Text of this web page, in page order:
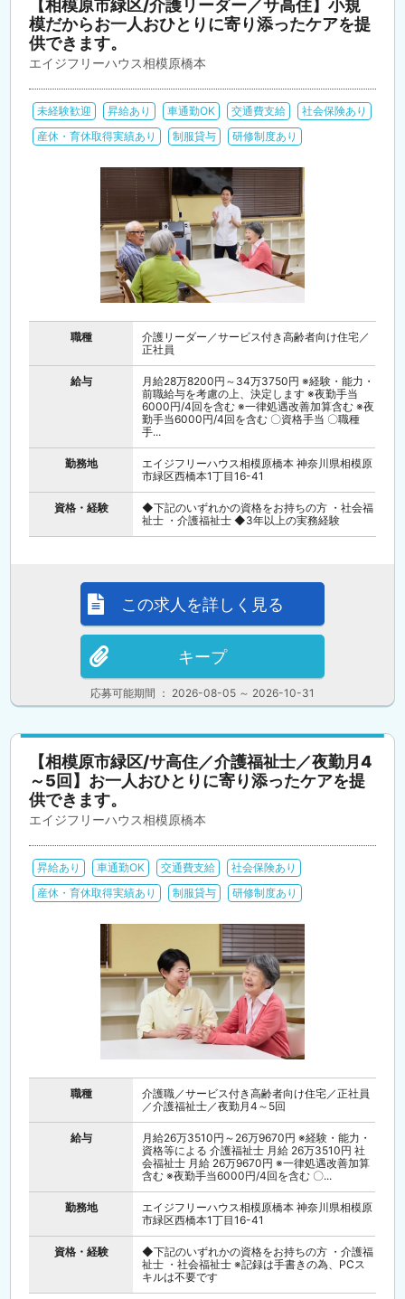
【相模原市緑区/介護リーダー／サ高住】小規
模だからお一人おひとりに寄り添ったケアを提
供できます。
エイジフリーハウス相模原橋本
未経験歓迎 昇給あり 車通勤OK 交通費支給
社会保険あり
産休・育休取得実績あり
制服貸与 研修制度あり
職種
介護リーダー／サービス付き高齢者向け住宅／
正社員
給与
月給28万8200円～34万3750円 ※経験・能力・
前職給与を考慮の上、決定します ※夜勤手当
6000円/4回を含む ※一律処遇改善加算含む ※夜
勤手当6000円/4回を含む 〇資格手当 〇職種
手...
勤務地
エイジフリーハウス相模原橋本 神奈川県相模原
市緑区西橋本1丁目16-41
資格・経験
◆下記のいずれかの資格をお持ちの方 ・社会福
祉士 ・介護福祉士 ◆3年以上の実務経験
応募可能期間 ： 2026-08-05 ～ 2026-10-31
この求人を詳しく見る
キープ
【相模原市緑区/サ高住／介護福祉士／夜勤月4
～5回】お一人おひとりに寄り添ったケアを提
供できます。
エイジフリーハウス相模原橋本
昇給あり 車通勤OK 交通費支給
社会保険あり
産休・育休取得実績あり
制服貸与 研修制度あり
職種
介護職／サービス付き高齢者向け住宅／正社員
／介護福祉士／夜勤月4～5回
給与
月給26万3510円～26万9670円 ※経験・能力・
資格等による 介護福祉士 月給 26万3510円 社
会福祉士 月給 26万9670円 ※一律処遇改善加算
含む ※夜勤手当6000円/4回を含む 〇...
勤務地
エイジフリーハウス相模原橋本 神奈川県相模原
市緑区西橋本1丁目16-41
資格・経験
◆下記のいずれかの資格をお持ちの方 ・介護福
祉士 ・社会福祉士 ※記録は手書きの為、PCス
キルは不要です